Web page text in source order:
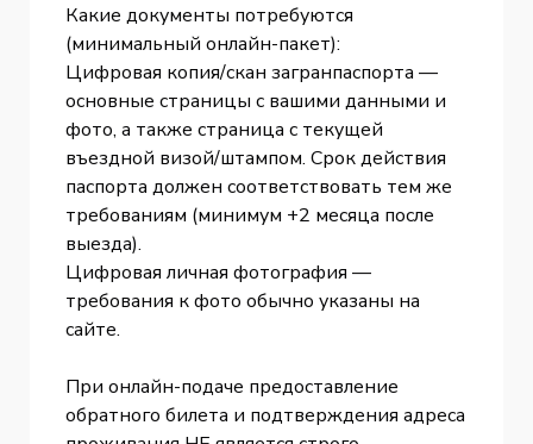
Какие документы потребуются
(минимальный онлайн-пакет):
Цифровая копия/скан загранпаспорта —
основные страницы с вашими данными и
фото, а также страница с текущей
въездной визой/штампом. Срок действия
паспорта должен соответствовать тем же
требованиям (минимум +2 месяца после
выезда).
Цифровая личная фотография —
требования к фото обычно указаны на
сайте.
При онлайн-подаче предоставление
обратного билета и подтверждения адреса